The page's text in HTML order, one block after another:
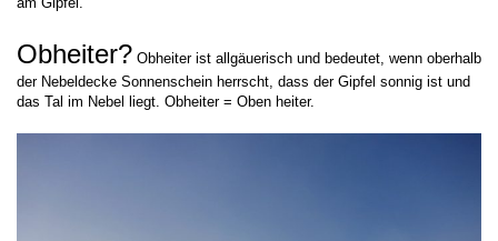
Obheiter? Obheiter ist allgäuerisch und bedeutet, wenn oberhalb
der Nebeldecke Sonnenschein herrscht, dass der Gipfel sonnig ist und
das Tal im Nebel liegt. Obheiter = Oben heiter.